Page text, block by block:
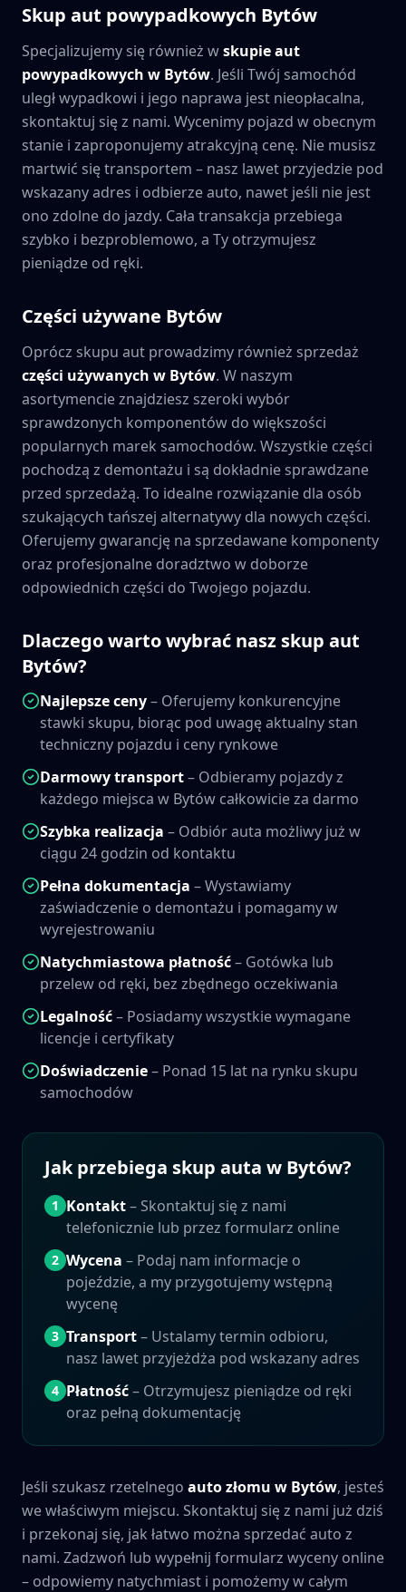
Skup aut powypadkowych Bytów
Specjalizujemy się również wskupie aut
powypadkowych w Bytów. Jeśli Twój samochód
uległ wypadkowi i jego naprawa jest nieopłacalna,
skontaktuj się z nami. Wycenimy pojazd w obecnym
stanie i zaproponujemy atrakcyjną cenę. Nie musisz
martwić się transportem – nasz lawet przyjedzie pod
wskazany adres i odbierze auto, nawet jeśli nie jest
ono zdolne do jazdy. Cała transakcja przebiega
szybko i bezproblemowo, a Ty otrzymujesz
pieniądze od ręki.
Części używane Bytów
Oprócz skupu aut prowadzimy również sprzedaż
części używanych w Bytów. W naszym
asortymencie znajdziesz szeroki wybór
sprawdzonych komponentów do większości
popularnych marek samochodów. Wszystkie części
pochodzą z demontażu i są dokładnie sprawdzane
przed sprzedażą. To idealne rozwiązanie dla osób
szukających tańszej alternatywy dla nowych części.
Oferujemy gwarancję na sprzedawane komponenty
oraz profesjonalne doradztwo w doborze
odpowiednich części do Twojego pojazdu.
Dlaczego warto wybrać nasz skup aut
Bytów?
Najlepsze ceny– Oferujemy konkurencyjne
stawki skupu, biorąc pod uwagę aktualny stan
techniczny pojazdu i ceny rynkowe
Darmowy transport– Odbieramy pojazdy z
każdego miejsca w Bytów całkowicie za darmo
Szybka realizacja – Odbiór auta możliwy już w
ciągu 24 godzin od kontaktu
Pełna dokumentacja – Wystawiamy
zaświadczenie o demontażu i pomagamy w
wyrejestrowaniu
Natychmiastowa płatność– Gotówka lub
przelew od ręki, bez zbędnego oczekiwania
Legalność– Posiadamy wszystkie wymagane
licencje i certyfikaty
Doświadczenie– Ponad 15 lat na rynku skupu
samochodów
Jak przebiega skup auta w Bytów?
1 Kontakt– Skontaktuj się z nami
telefonicznie lub przez formularz online
2 Wycena – Podaj nam informacje o
pojeździe, a my przygotujemy wstępną
wycenę
3 Transport– Ustalamy termin odbioru,
nasz lawet przyjeżdża pod wskazany adres
4 Płatność– Otrzymujesz pieniądze od ręki
oraz pełną dokumentację
Jeśli szukasz rzetelnego auto złomu w Bytów, jesteś
we właściwym miejscu. Skontaktuj się z nami już dziś
i przekonaj się, jak łatwo można sprzedać auto z
nami. Zadzwoń lub wypełnij formularz wyceny online
– odpowiemy natychmiast i pomożemy w całym